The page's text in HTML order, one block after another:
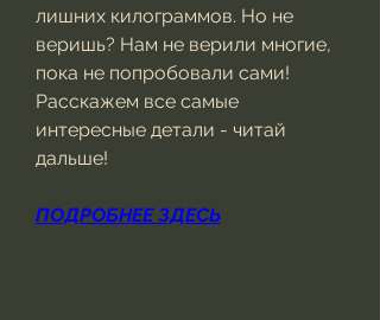
лишних килограммов. Но не
веришь? Нам не верили многие,
пока не попробовали сами!
Расскажем все самые
интересные детали - читай
дальше!
ПОДРОБНЕЕ ЗДЕСЬ